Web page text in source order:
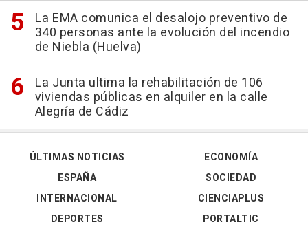
La EMA comunica el desalojo preventivo de
340 personas ante la evolución del incendio
de Niebla (Huelva)
La Junta ultima la rehabilitación de 106
viviendas públicas en alquiler en la calle
Alegría de Cádiz
ÚLTIMAS NOTICIAS
ESPAÑA
INTERNACIONAL
DEPORTES
ECONOMÍA
SOCIEDAD
CIENCIAPLUS
PORTALTIC